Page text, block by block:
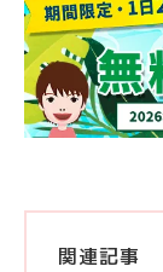
関連記事